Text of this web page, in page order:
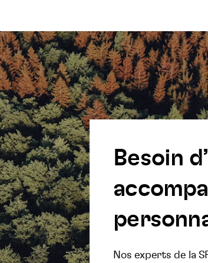
Besoin
Nos experts de la